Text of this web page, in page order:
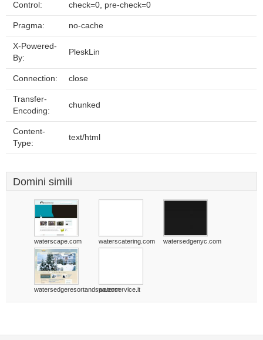
Control:
check=0, pre-check=0
Pragma: no-cache
X-Powered-
By:
PleskLin
Connection: close
Transfer-
Encoding:
chunked
Content-
Type:
text/html
Domini simili
waterscape.com waterscatering.com watersedgenyc.com
watersedgeresortandspa.comwaterservice.it